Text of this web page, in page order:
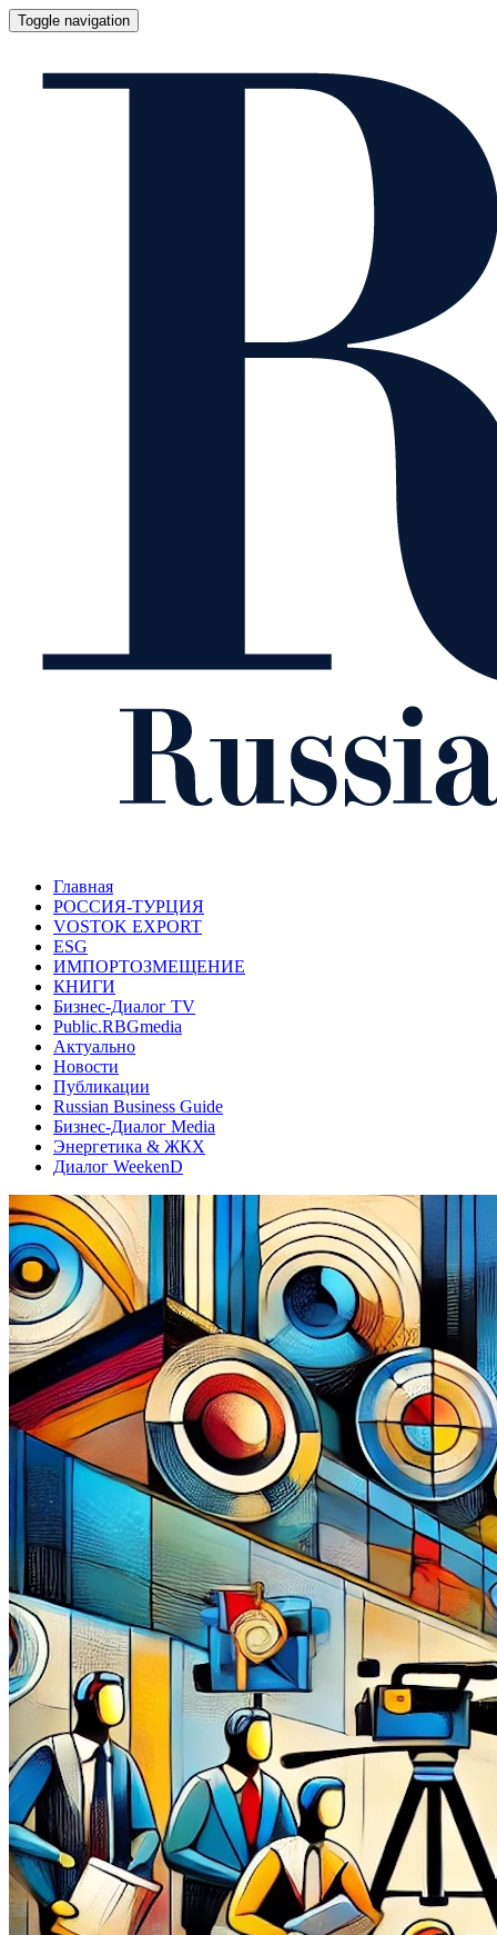
Toggle navigation
Главная
РОССИЯ-ТУРЦИЯ
VOSTOK EXPORT
ESG
ИМПОРТОЗМЕЩЕНИЕ
КНИГИ
Бизнес-Диалог TV
Public.RBGmedia
Актуально
Новости
Публикации
Russian Business Guide
Бизнес-Диалог Media
Энергетика & ЖКХ
Диалог WeekenD